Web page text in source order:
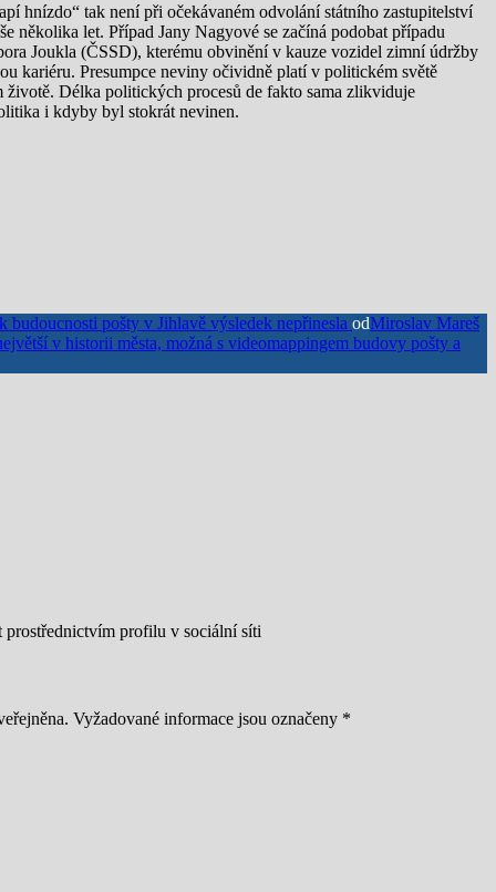
hnízdo“ tak není při očekávaném odvolání státního zastupitelství
několika let. Případ Jany Nagyové se začíná podobat případu
Joukla (ČSSD), kterému obvinění v kauze vozidel zimní údržby
kariéru. Presumpce neviny očividně platí v politickém světě
životě. Délka politických procesů de fakto sama zlikviduje
i kdyby byl stokrát nevinen.
pošty v Jihlavě výsledek nepřinesla odMiroslav Mareš
v historii města, možná s videomappingem budovy pošty a
prostřednictvím profilu v sociální síti
Vyžadované informace jsou označeny *